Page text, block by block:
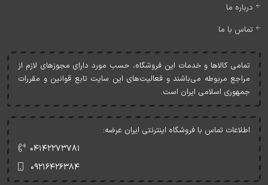
درباره ما
تماس با ما
تمامی کالاها و خدمات اين فروشگاه، حسب مورد دارای مجوزهای لازم از
مراجع مربوطه می‌باشند و فعاليت‌های اين سايت تابع قوانين و مقررات
جمهوری اسلامی ايران است.
اطلاعات تماس با فروشگاه اینترنتی ایران عرضه:
۰۴۱۴۲۲۷۳۷۸۱
۰۹۲۱۶۴۲۶۳۸۴